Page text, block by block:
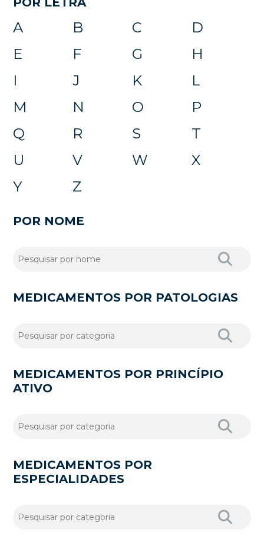
A B C
D
E
F G
H
I
J K
L
M
N O
P
Q
R S
T
U
V W
X
Y
Z
POR NOME
MEDICAMENTOS POR PATOLOGIAS
MEDICAMENTOS POR PRINCÍPIO
ATIVO
MEDICAMENTOS POR
ESPECIALIDADES